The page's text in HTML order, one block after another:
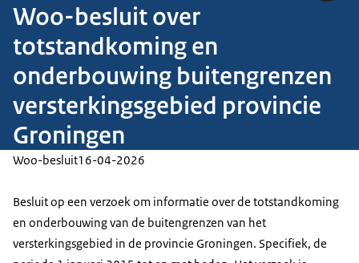
Woo-besluit over
totstandkoming en
onderbouwing buitengrenzen
versterkingsgebied provincie
Groningen
Woo-besluit16-04-2026
Besluit op een verzoek om informatie over de totstandkoming
en onderbouwing van de buitengrenzen van het
versterkingsgebied in de provincie Groningen. Specifiek, de